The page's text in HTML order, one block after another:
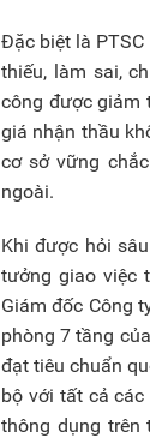
Đặc biệt là
thiếu, làm sai,
công được giảm
giá nhận thầu
cơ sở vững
ngoài.
Khi được hỏi
tưởng giao việc
Giám đốc Công
phòng 7 tầng
đạt tiêu chuẩn
bộ với tất cả
thông dụng trên